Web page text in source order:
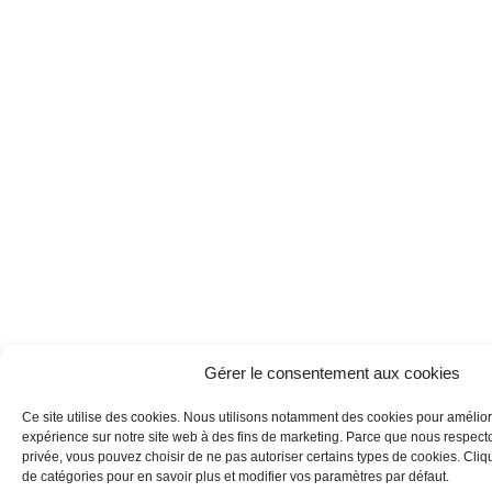
Gérer le consentement aux cookies
Ce site utilise des cookies. Nous utilisons notamment des cookies pour
expérience sur notre site web à des fins de marketing. Parce que nous
privée, vous pouvez choisir de ne pas autoriser certains types de cookies.
de catégories pour en savoir plus et modifier vos paramètres par défaut.